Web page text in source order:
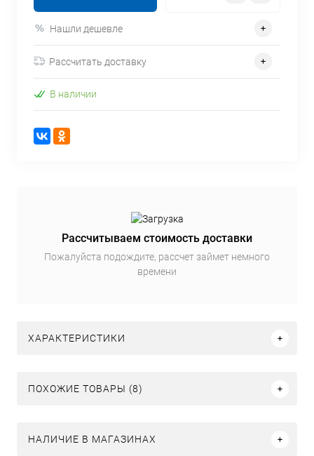
Нашли дешевле
Рассчитать доставку
В наличии
Рассчитываем стоимость доставки
Пожалуйста подождите, рассчет займет немного
времени
ХАРАКТЕРИСТИКИ
ПОХОЖИЕ ТОВАРЫ (8)
НАЛИЧИЕ В МАГАЗИНАХ